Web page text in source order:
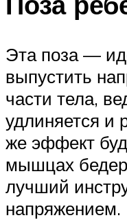
Эта поза —
выпустить
части тела,
удлиняется и
же эффект
мышцах
лучший
напряжением.